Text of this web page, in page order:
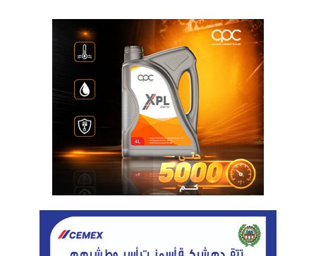
الدفع والتحصيل الإلكترونى، إلى جانب النظم الأخرى
لميكنة متحصلات المصالح الإيرادية؛ بما يُسهم فى توفير
بيانات لحظية عن أداء الموازنة، تحقيقًا للشفافية والشمول
أبدى ممثلو الهيئات الاقتصادية الذين حضروا ورش العمل
التعريفية بمنظومة إدارة المعلومات المالية الحكومية
«GFMIS»، سعادتهم ببدء إجراء تطبيق منظومة
«GFMIS» بالهيئات الاقتصادية، حيث تضمن تعظيم
الاستفادة من الموارد العامة، عبر تعزيز حوكمة
لوزارة المالية؛ لحرصها على تأهليهم للتعامل الأمثل مع
نظام إدارة المعلومات المالية الحكومية.